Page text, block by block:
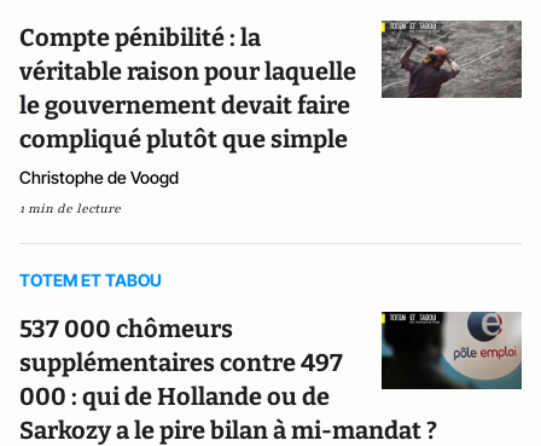
Compte pénibilité : la
véritable raison pour laquelle
le gouvernement devait faire
compliqué plutôt que simple
Christophe de Voogd
1 min de lecture
TOTEM ET TABOU
537 000 chômeurs
supplémentaires contre 497
000 : qui de Hollande ou de
Sarkozy a le pire bilan à mi-mandat ?